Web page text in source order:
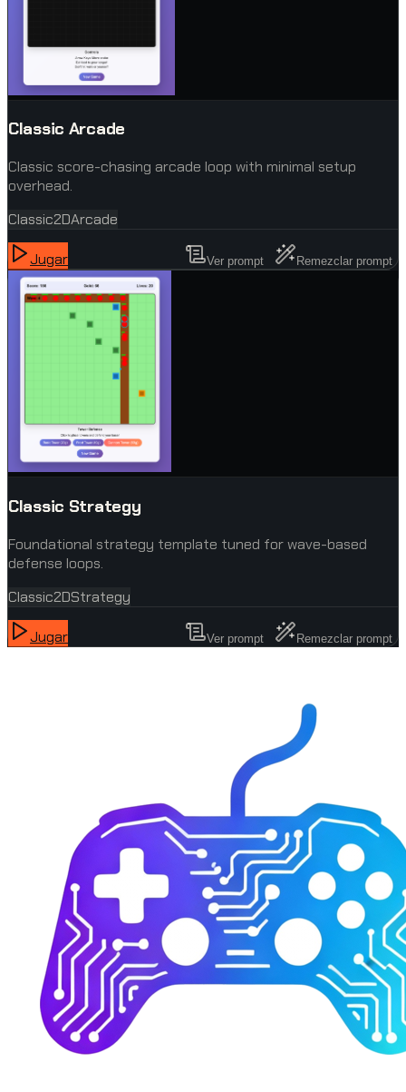
Classic Arcade
Classic score-chasing arcade loop with minimal setup
overhead.
Classic2DArcade
Jugar Ver prompt Remezclar prompt
Classic Strategy
Foundational strategy template tuned for wave-based
defense loops.
Classic2DStrategy
Jugar Ver prompt Remezclar prompt